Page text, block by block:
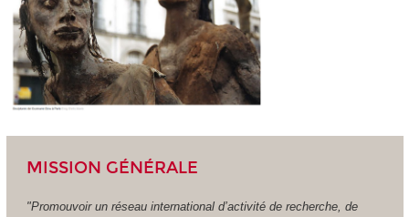
MISSION GÉNÉRALE
"Promouvoir un réseau international d’activité de recherche, de